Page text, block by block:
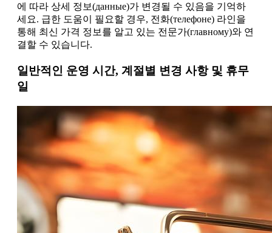
에 따라 상세 정보(данные)가 변경될 수 있음을 기억하
세요. 급한 도움이 필요할 경우, 전화(телeфоне) 라인을
통해 최신 가격 정보를 알고 있는 전문가(главному)와 연
결할 수 있습니다.
일반적인 운영 시간, 계절별 변경 사항 및 휴무
일